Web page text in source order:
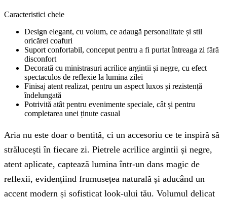
Caracteristici cheie
Design elegant, cu volum, ce adaugă personalitate și stil
oricărei coafuri
Suport confortabil, conceput pentru a fi purtat întreaga zi fără
disconfort
Decorată cu ministrasuri acrilice argintii și negre, cu efect
spectaculos de reflexie la lumina zilei
Finisaj atent realizat, pentru un aspect luxos și rezistență
îndelungată
Potrivită atât pentru evenimente speciale, cât și pentru
completarea unei ținute casual
Aria nu este doar o bentită, ci un accesoriu ce te inspiră să
strălucești în fiecare zi. Pietrele acrilice argintii și negre,
atent aplicate, captează lumina într-un dans magic de
reflexii, evidențiind frumusețea naturală și aducând un
accent modern și sofisticat look-ului tău. Volumul delicat